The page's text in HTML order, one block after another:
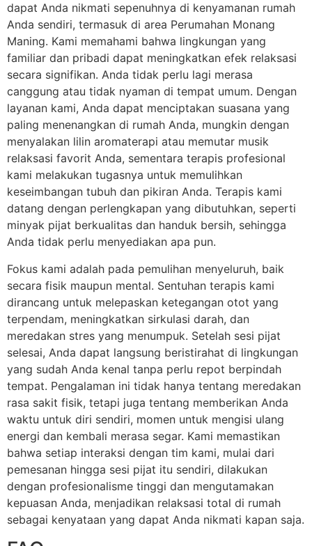
dapat Anda nikmati sepenuhnya di kenyamanan rumah
Anda sendiri, termasuk di area Perumahan Monang
Maning. Kami memahami bahwa lingkungan yang
familiar dan pribadi dapat meningkatkan efek relaksasi
secara signifikan. Anda tidak perlu lagi merasa
canggung atau tidak nyaman di tempat umum. Dengan
layanan kami, Anda dapat menciptakan suasana yang
paling menenangkan di rumah Anda, mungkin dengan
menyalakan lilin aromaterapi atau memutar musik
relaksasi favorit Anda, sementara terapis profesional
kami melakukan tugasnya untuk memulihkan
keseimbangan tubuh dan pikiran Anda. Terapis kami
datang dengan perlengkapan yang dibutuhkan, seperti
minyak pijat berkualitas dan handuk bersih, sehingga
Anda tidak perlu menyediakan apa pun.
Fokus kami adalah pada pemulihan menyeluruh, baik
secara fisik maupun mental. Sentuhan terapis kami
dirancang untuk melepaskan ketegangan otot yang
terpendam, meningkatkan sirkulasi darah, dan
meredakan stres yang menumpuk. Setelah sesi pijat
selesai, Anda dapat langsung beristirahat di lingkungan
yang sudah Anda kenal tanpa perlu repot berpindah
tempat. Pengalaman ini tidak hanya tentang meredakan
rasa sakit fisik, tetapi juga tentang memberikan Anda
waktu untuk diri sendiri, momen untuk mengisi ulang
energi dan kembali merasa segar. Kami memastikan
bahwa setiap interaksi dengan tim kami, mulai dari
pemesanan hingga sesi pijat itu sendiri, dilakukan
dengan profesionalisme tinggi dan mengutamakan
kepuasan Anda, menjadikan relaksasi total di rumah
sebagai kenyataan yang dapat Anda nikmati kapan saja.